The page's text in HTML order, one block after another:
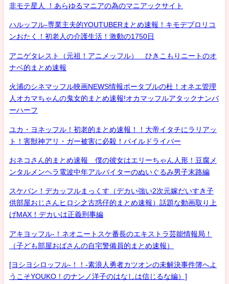
非モテ星人 ！あらゆるマニアの為のマニアックサイト
ハルッフル-専業主夫的YOUTUBERまとめ速報！キモデブロリコ
ンおたく！初老人の介護生活！激動の1750日
アニゲタレスト（元祖！アニメッフル） ひきこもりニートのオ
ナベ的まとめ速報
火浦のシネマッフル映画NEWS情報ポータブルの杜！オネエ管理
人オカマちゃんの鬼女的まとめ速報!オカマッフルアタックナンバ
ーハーフ
ユカ・ヨネッフル！初老的まとめ速報！！大帝イタチにラリアッ
ト！害獣神アリ・ガー被害に必殺！パイルドライバー
おネコさん的まとめ速報 僕の彼女はエリーちゃん人形！豆腐メ
ンタルメンヘラ電波中年アルバイターのぬいぐるみ男子末路編
スケバン！デカッフルまっくす（デカい強い2次元嫁だいすき子
供部屋おじさんヒロシ之古惑仔的まとめ速報）話題な動画取り上
げMAX！デカいは正義刑事編
アキヨッフル-！ネオニートスケ番長のエキストラ芸能情報局！
（子ども部屋おばさんの自宅警備員的まとめ速報）
[ヨシヨシロッフル-！！-素浪人勇者カツオンの未解決事件簿へよ
うこそYOUKO！のナンノ洋子のはなしは信じるな編）]